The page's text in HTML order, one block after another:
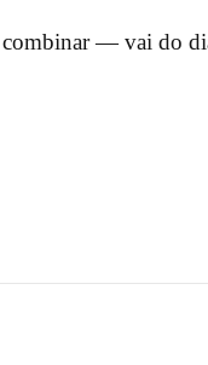
— vai do